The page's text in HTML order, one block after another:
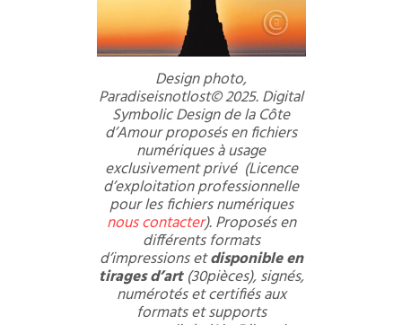
Design photo,
Paradiseisnotlost© 2025. Digital
Symbolic Design de la Côte
d’Amour proposés en fichiers
numériques à usage
exclusivement privé (Licence
d’exploitation professionnelle
pour les fichiers numériques
nous contacter). Proposés en
différents formats
d’impressions etdisponible en
tirages d’art(30pièces), signés,
numérotés et certifiés aux
formats et supports